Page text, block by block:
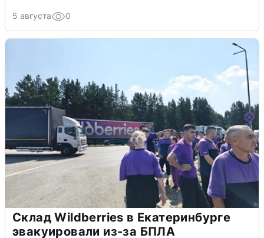
5 августа 0
Склад Wildberries в Екатеринбурге
эвакуировали из-за БПЛА